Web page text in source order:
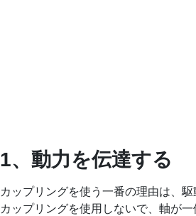
1、動力を伝達する
カップリングを使う一番の理由は、
カップリングを使用しないで、軸が